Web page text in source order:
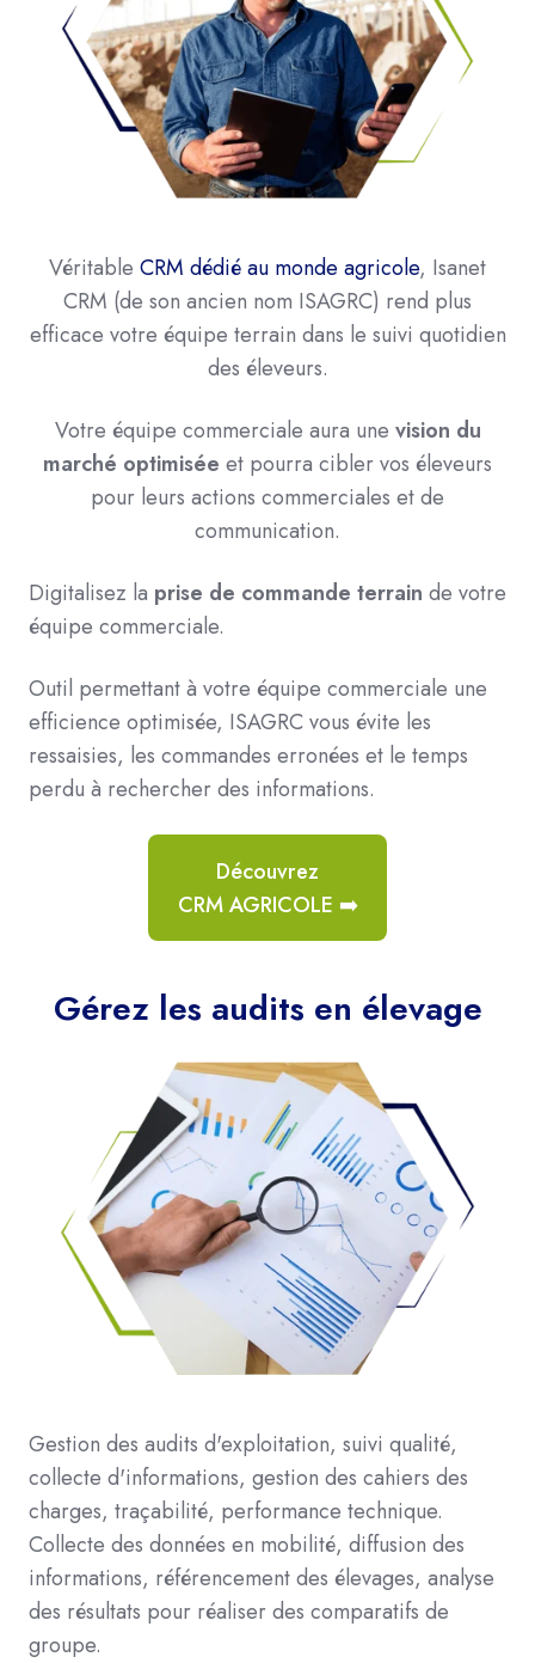
Véritable CRM dédié au monde agricole, Isanet
CRM (de son ancien nom ISAGRC) rend plus
efficace votre équipe terrain dans le suivi quotidien
des éleveurs.
Votre équipe commerciale aura une vision du
marché optimisée et pourra cibler vos éleveurs
pour leurs actions commerciales et de
communication.
Digitalisez la prise de commande terrain de votre
équipe commerciale.
Outil permettant à votre équipe commerciale une
efficience optimisée, ISAGRC vous évite les
ressaisies, les commandes erronées et le temps
perdu à rechercher des informations.
Découvrez
CRM AGRICOLE ➡️
Gérez les audits en élevage
Gestion des audits d'exploitation, suivi qualité,
collecte d'informations, gestion des cahiers des
charges, traçabilité, performance technique.
Collecte des données en mobilité, diffusion des
informations, référencement des élevages, analyse
des résultats pour réaliser des comparatifs de
groupe.